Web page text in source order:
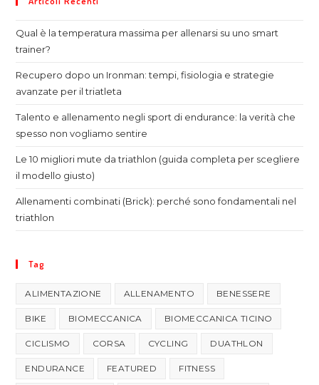
Qual è la temperatura massima per allenarsi su uno smart
trainer?
Recupero dopo un Ironman: tempi, fisiologia e strategie
avanzate per il triatleta
Talento e allenamento negli sport di endurance: la verità che
spesso non vogliamo sentire
Le 10 migliori mute da triathlon (guida completa per scegliere
il modello giusto)
Allenamenti combinati (Brick): perché sono fondamentali nel
triathlon
Tag
ALIMENTAZIONE ALLENAMENTO BENESSERE
BIKE BIOMECCANICA BIOMECCANICA TICINO
CICLISMO CORSA CYCLING DUATHLON
ENDURANCE FEATURED FITNESS